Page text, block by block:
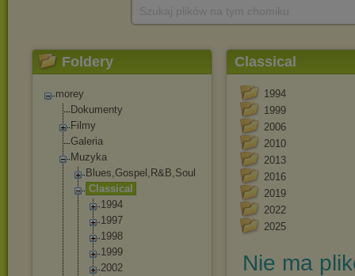
Foldery
morey
Dokumenty
Filmy
Galeria
Muzyka
Blues,Gospel,R&B,Soul
Classical
1994
1997
1998
1999
2002
Classical
1994
1999
2006
2010
2013
2016
2019
2022
2025
Nie ma